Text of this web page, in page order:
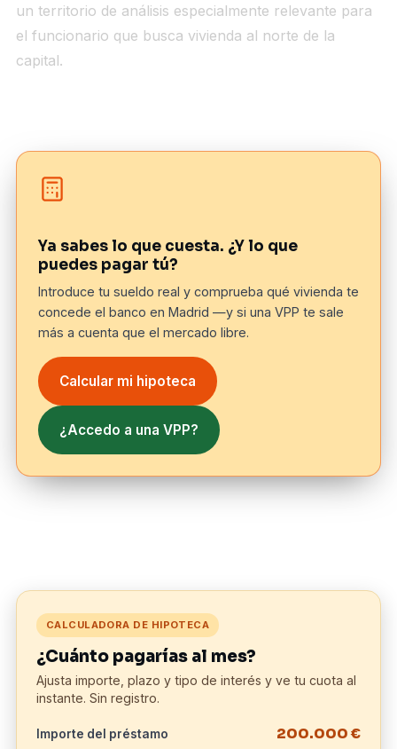
un territorio de análisis especialmente relevante para
el funcionario que busca vivienda al norte de la
capital.
Ya sabes lo que cuesta. ¿Y lo que
puedes pagar tú?
Introduce tu sueldo real y comprueba qué vivienda te
concede el banco en Madrid —y si una VPP te sale
más a cuenta que el mercado libre.
Calcular mi hipoteca
¿Accedo a una VPP?
CALCULADORA DE HIPOTECA
¿Cuánto pagarías al mes?
Ajusta importe, plazo y tipo de interés y ve tu cuota al
instante. Sin registro.
Importe del préstamo 200.000 €